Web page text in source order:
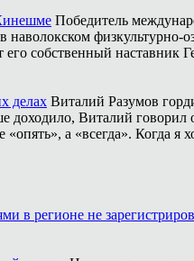
Победитель
собственный наставник
делах Виталий Разумов
доходило, Виталий
а «всегда». Когда я
в регионе не